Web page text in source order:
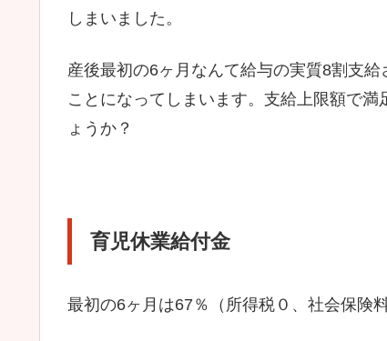
しまいました。
産後最初の6ヶ月なんて給与の実質8割支
ことになってしまいます。支給上限額で
ょうか？
育児休業給付金
最初の6ヶ月は67％（所得税０、社会保険